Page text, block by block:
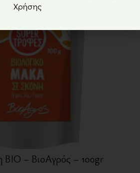
– ΒιοΑγρός – 100gr
Χρήσης